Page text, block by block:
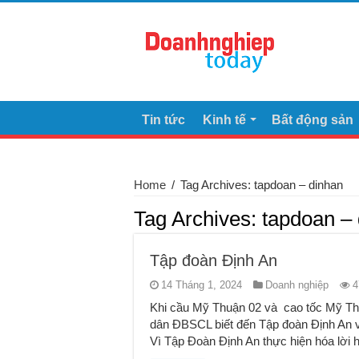
Tin tức Kinh tế Bất động sản
Home / Tag Archives: tapdoan – dinhan
Tag Archives: tapdoan –
Tập đoàn Định An
14 Tháng 1, 2024 Doanh nghiệp
Khi cầu Mỹ Thuận 02 và cao tốc Mỹ
dân ĐBSCL biết đến Tập đoàn Định An
Vì Tập Đoàn Định An thực hiện hóa lời